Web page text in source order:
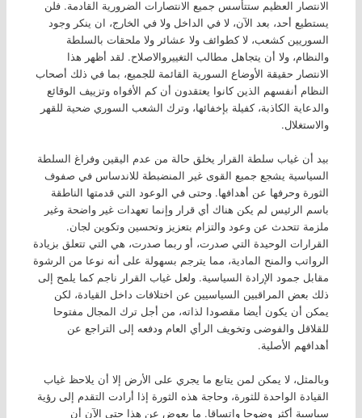
الانتصار العظيم ستتأسس جميع الانتصارات الضرورية القادمة. فلن
يستطيع أحد، بعد الآن، لا في الداخل ولا في الخارج، ان ينكر وجود
السوريين كشعب، لا كطوائف ولا عشائر ولا ملحقات بالسلطة
والنظام، ولا أن يتجاهل مطالب التغييروالاصلاح. لقد أظهر هذا
الانتصار حقيقة الأوضاع السورية القائمة للجميع، بما في ذلك أصحاب
النظام أنفسهم الذين كانوا يعتقدون أن كم الأفواه وتزييف الوقائع
والدعاية الكاذبة، كفيلة بإخفائها، وترك الشعب السوري ضحية للقهر
والاستغلال.
بيد أن غياب سلطة القرار يخلق حالة من عدم اليقين وفراغ السلطة
السياسية يشجع جميع القوى غير المنضبطة للاندساس في صفوف
الثورة وحرفها عن أهدافها. وحتى في الوعود التي قدمتها الناطقة
باسم الرئيس لم يكن هناك أي قرار وإنما تعهدات غير واضحة وغير
ملزمة تتحدث عن وعود والتزام بتعزيز وتحسين وتكوين لجان.
القرارات الوحيدة التي صدرت، أو ربما صدرت، هي التي تتعلق بزيادة
الرواتب والمنح المادية، مما يترجم بسهولة على أنه نوعا من الرشوة
مقابل جمود الإرادة السياسية. ولعل غياب القرار ناجم كما يلمح إلى
ذلك بعض المراقبين السياسيين عن اختلافات داخل القيادة، لكن
يمكن أن يكون أيضا مقصودا لذاته، من أجل ترك المجال مفتوحا
للقلاقل والفوضى وتخويف الرأي العام ودفعه إلى التراجع عن
أهدافهم الأصلية.
وبالمثل، لا يمكن لمن يتابع ما يجري على الأرض إلا أن يلاحظ غياب
القيادة الواحدة للثورة، وحاجة هذه الثورة إذا أرادت التقدم إلى رؤية
سياسية أكثر وضوحا واتساقا. ما يعوض عن هذا حتى الآن أن